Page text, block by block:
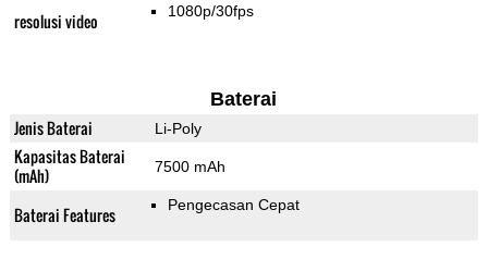
resolusi video 1080p/30fps
Baterai
Jenis Baterai Li-Poly
Kapasitas Baterai
(mAh)
7500 mAh
Baterai Features Pengecasan Cepat